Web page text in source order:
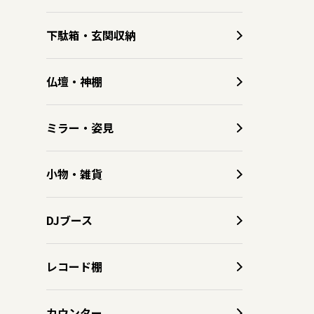
下駄箱・玄関収納
仏壇・神棚
ミラー・姿見
小物・雑貨
DJブース
レコード棚